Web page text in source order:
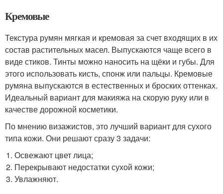
Кремовые
Текстура румян мягкая и кремовая за счет входящих в их
состав растительных масел. Выпускаются чаще всего в
виде стиков. Тинты можно наносить на щёки и губы. Для
этого использовать кисть, спонж или пальцы. Кремовые
румяна выпускаются в естественных и броских оттенках.
Идеальный вариант для макияжа на скорую руку или в
качестве дорожной косметики.
По мнению визажистов, это лучший вариант для сухого
типа кожи. Они решают сразу 3 задачи:
Освежают цвет лица;
Перекрывают недостатки сухой кожи;
Увлажняют.